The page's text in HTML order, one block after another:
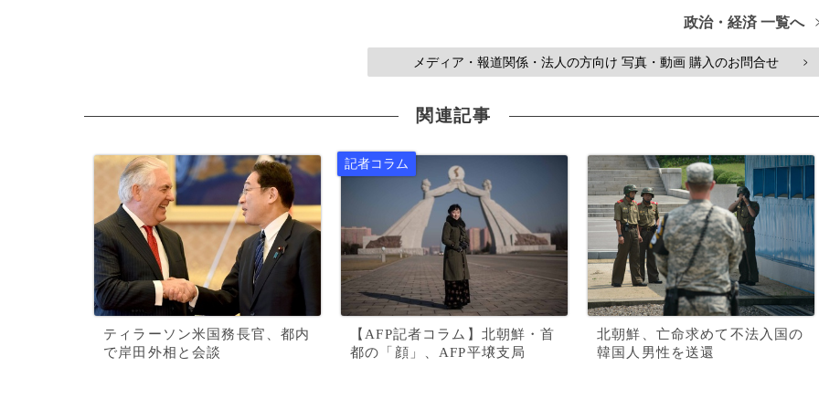
政治・経済 一覧へ
メディア・報道関係・法人の方向け 写真・動画 購入のお問合せ >
関連記事
ティラーソン米国務長官、都内
で岸田外相と会談
【AFP記者コラム】北朝鮮・首
都の「顔」、AFP平壌支局
北朝鮮、亡命求めて不法入国の
韓国人男性を送還